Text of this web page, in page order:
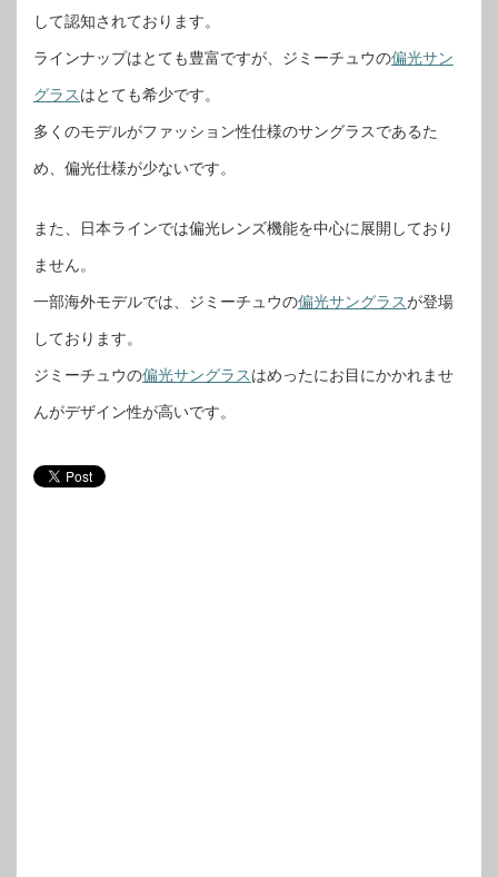
して認知されております。
ラインナップはとても豊富ですが、ジミーチュウの偏光サン
グラスはとても希少です。
多くのモデルがファッション性仕様のサングラスであるた
め、偏光仕様が少ないです。
また、日本ラインでは偏光レンズ機能を中心に展開しており
ません。
一部海外モデルでは、ジミーチュウの偏光サングラスが登場
しております。
ジミーチュウの偏光サングラスはめったにお目にかかれませ
んがデザイン性が高いです。